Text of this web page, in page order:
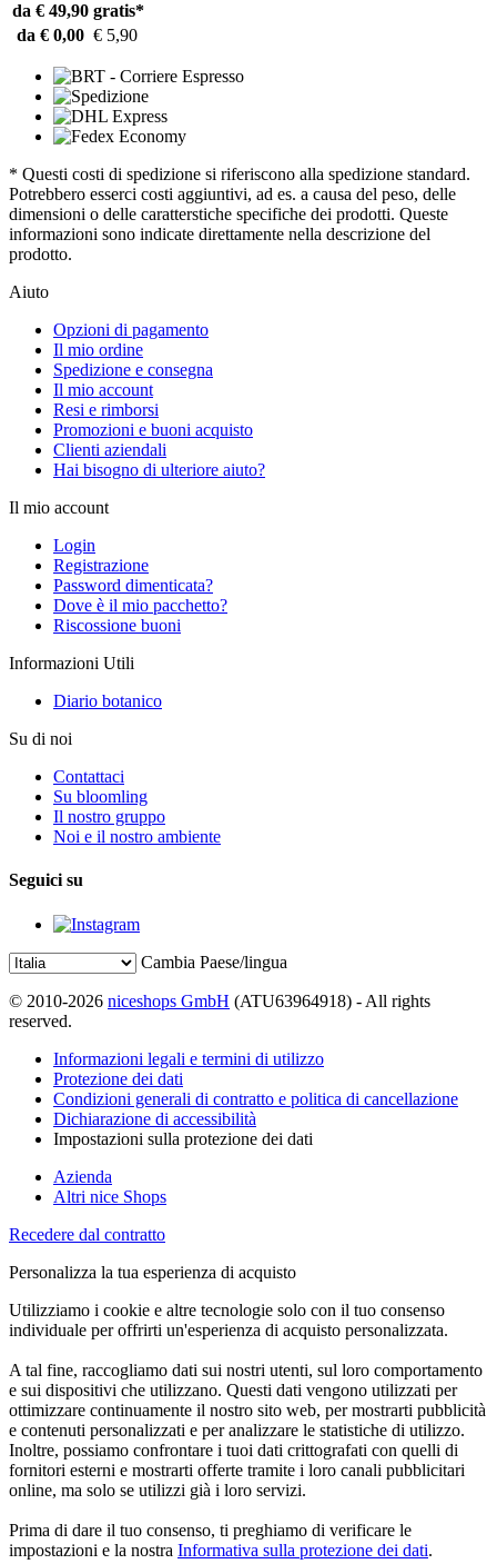
da € 49,90 gratis*
da € 0,00 € 5,90
* Questi costi di spedizione si riferiscono alla spedizione standard.
Potrebbero esserci costi aggiuntivi, ad es. a causa del peso, delle
dimensioni o delle caratterstiche specifiche dei prodotti. Queste
informazioni sono indicate direttamente nella descrizione del
prodotto.
Aiuto
Opzioni di pagamento
Il mio ordine
Spedizione e consegna
Il mio account
Resi e rimborsi
Promozioni e buoni acquisto
Clienti aziendali
Hai bisogno di ulteriore aiuto?
Il mio account
Login
Registrazione
Password dimenticata?
Dove è il mio pacchetto?
Riscossione buoni
Informazioni Utili
Diario botanico
Su di noi
Contattaci
Su bloomling
Il nostro gruppo
Noi e il nostro ambiente
Seguici su
Cambia Paese/lingua
© 2010-2026 niceshops GmbH (ATU63964918) - All rights
reserved.
Informazioni legali e termini di utilizzo
Protezione dei dati
Condizioni generali di contratto e politica di cancellazione
Dichiarazione di accessibilità
Impostazioni sulla protezione dei dati
Azienda
Altri nice Shops
Recedere dal contratto
Personalizza la tua esperienza di acquisto
Utilizziamo i cookie e altre tecnologie solo con il tuo consenso
individuale per offrirti un'esperienza di acquisto personalizzata.
A tal fine, raccogliamo dati sui nostri utenti, sul loro comportamento
e sui dispositivi che utilizzano. Questi dati vengono utilizzati per
ottimizzare continuamente il nostro sito web, per mostrarti pubblicità
e contenuti personalizzati e per analizzare le statistiche di utilizzo.
Inoltre, possiamo confrontare i tuoi dati crittografati con quelli di
fornitori esterni e mostrarti offerte tramite i loro canali pubblicitari
online, ma solo se utilizzi già i loro servizi.
Prima di dare il tuo consenso, ti preghiamo di verificare le
impostazioni e la nostra Informativa sulla protezione dei dati.